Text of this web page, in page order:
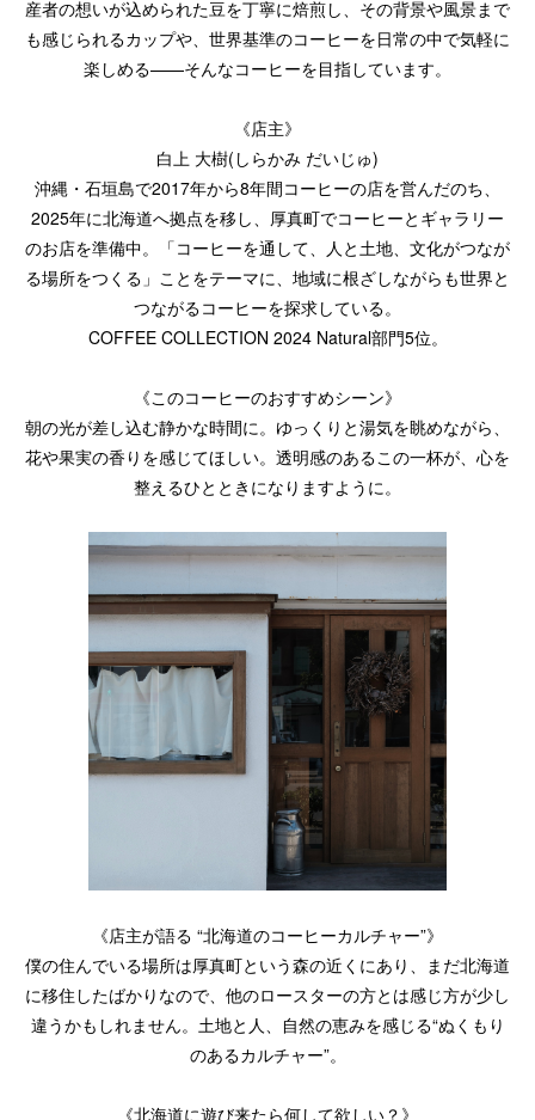
産者の想いが込められた豆を丁寧に焙煎し、その背景や風景まで
も感じられるカップや、世界基準のコーヒーを日常の中で気軽に
楽しめる——そんなコーヒーを目指しています。
《店主》
白上 大樹(しらかみ だいじゅ)
沖縄・石垣島で2017年から8年間コーヒーの店を営んだのち、
2025年に北海道へ拠点を移し、厚真町でコーヒーとギャラリー
のお店を準備中。「コーヒーを通して、人と土地、文化がつなが
る場所をつくる」ことをテーマに、地域に根ざしながらも世界と
つながるコーヒーを探求している。
COFFEE COLLECTION 2024 Natural部門5位。
《このコーヒーのおすすめシーン》
朝の光が差し込む静かな時間に。ゆっくりと湯気を眺めながら、
花や果実の香りを感じてほしい。透明感のあるこの一杯が、心を
整えるひとときになりますように。
《店主が語る “北海道のコーヒーカルチャー”》
僕の住んでいる場所は厚真町という森の近くにあり、まだ北海道
に移住したばかりなので、他のロースターの方とは感じ方が少し
違うかもしれません。土地と人、自然の恵みを感じる“ぬくもり
のあるカルチャー”。
《北海道に遊び来たら何して欲しい？》